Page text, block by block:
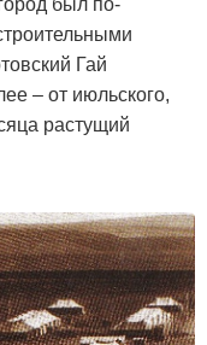
Гай
– от июльского,
растущий